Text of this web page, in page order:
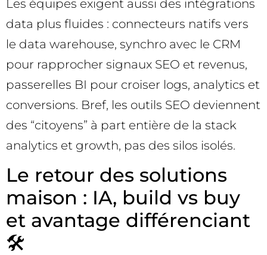
Les équipes exigent aussi des intégrations
data plus fluides : connecteurs natifs vers
le data warehouse, synchro avec le CRM
pour rapprocher signaux SEO et revenus,
passerelles BI pour croiser logs, analytics et
conversions. Bref, les outils SEO deviennent
des “citoyens” à part entière de la stack
analytics et growth, pas des silos isolés.
Le retour des solutions
maison : IA, build vs buy
et avantage différenciant
🛠️